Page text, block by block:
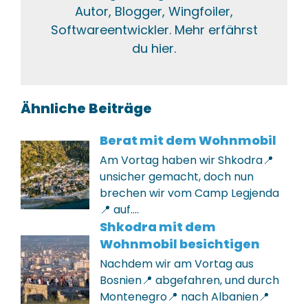
Autor, Blogger, Wingfoiler,
Softwareentwickler. Mehr erfährst
du hier.
Ähnliche Beiträge
Berat mit dem Wohnmobil
Am Vortag haben wir Shkodra📍
unsicher gemacht, doch nun
brechen wir vom Camp Legjenda
📍 auf.…
Shkodra mit dem
Wohnmobil besichtigen
Nachdem wir am Vortag aus
Bosnien📍 abgefahren, und durch
Montenegro📍 nach Albanien📍